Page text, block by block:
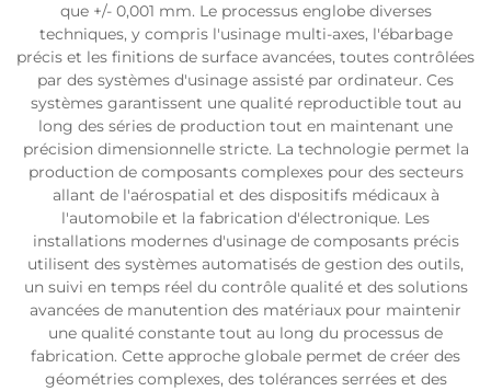
que +/- 0,001 mm. Le processus englobe diverses
techniques, y compris l'usinage multi-axes, l'ébarbage
précis et les finitions de surface avancées, toutes contrôlées
par des systèmes d'usinage assisté par ordinateur. Ces
systèmes garantissent une qualité reproductible tout au
long des séries de production tout en maintenant une
précision dimensionnelle stricte. La technologie permet la
production de composants complexes pour des secteurs
allant de l'aérospatial et des dispositifs médicaux à
l'automobile et la fabrication d'électronique. Les
installations modernes d'usinage de composants précis
utilisent des systèmes automatisés de gestion des outils,
un suivi en temps réel du contrôle qualité et des solutions
avancées de manutention des matériaux pour maintenir
une qualité constante tout au long du processus de
fabrication. Cette approche globale permet de créer des
géométries complexes, des tolérances serrées et des